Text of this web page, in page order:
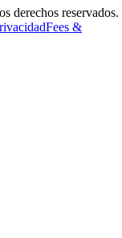
derechos reservados.
Fees &